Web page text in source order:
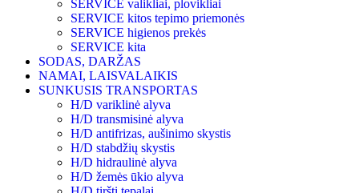
SERVICE valikliai, plovikliai
SERVICE kitos tepimo priemonės
SERVICE higienos prekės
SERVICE kita
SODAS, DARŽAS
NAMAI, LAISVALAIKIS
SUNKUSIS TRANSPORTAS
H/D variklinė alyva
H/D transmisinė alyva
H/D antifrizas, aušinimo skystis
H/D stabdžių skystis
H/D hidraulinė alyva
H/D žemės ūkio alyva